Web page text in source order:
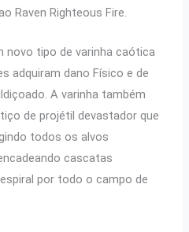
Raven Righteous Fire.
novo tipo de varinha caótica
adquiram dano Físico e de
A varinha também
de projétil devastador que
todos os alvos
cascatas
por todo o campo de